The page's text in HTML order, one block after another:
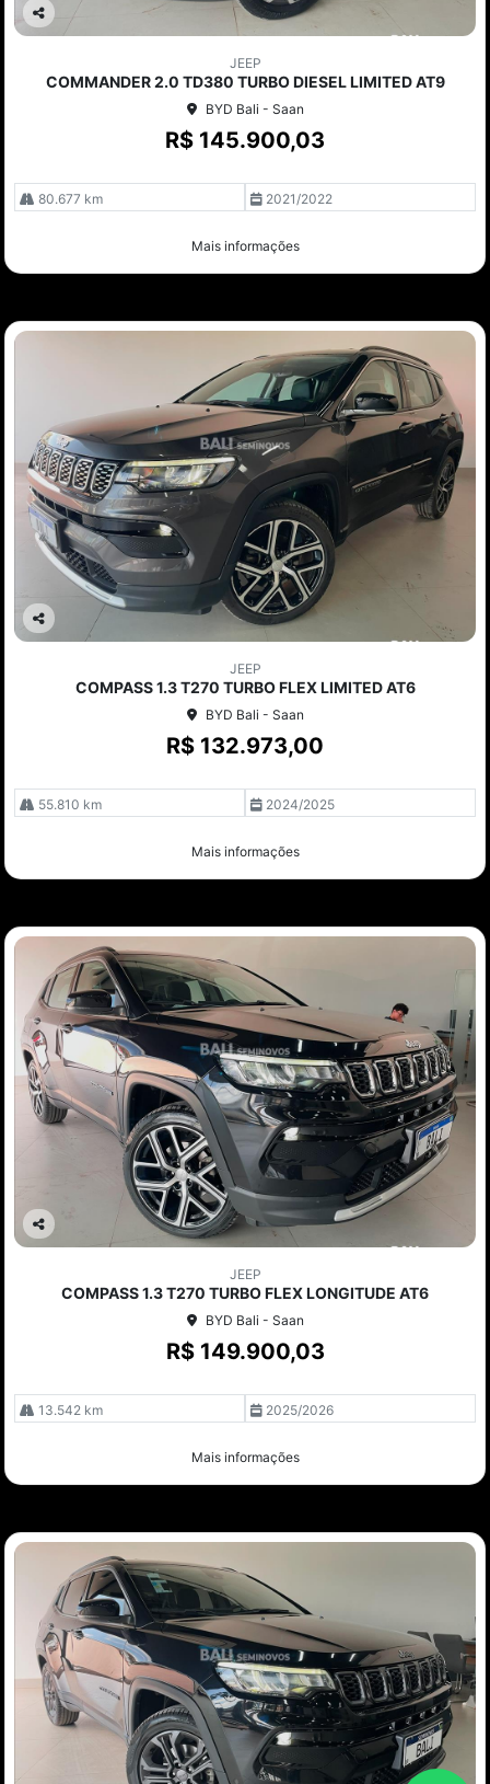
Co
lhe
JEEP
COMMANDER 2.0 TD380 TURBO DIESEL LIMITED AT9
BYD Bali - Saan
R$ 145.900,03
80.677 km 2021/2022
Mais informações
Co
JEEP
COMPASS 1.3 T270 TURBO FLEX LIMITED AT6
BYD Bali - Saan
R$ 132.973,00
55.810 km 2024/2025
Mais informações
Co
JEEP
COMPASS 1.3 T270 TURBO FLEX LONGITUDE AT6
BYD Bali - Saan
R$ 149.900,03
13.542 km 2025/2026
Mais informações